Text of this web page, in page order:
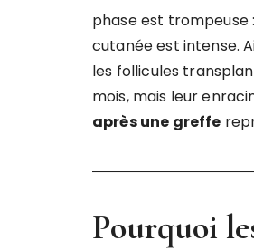
phase est trompeuse
cutanée est intense.
les follicules
mois, mais leur
après une greffe
Pourquoi